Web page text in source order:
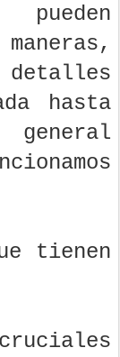
hasta
tienen